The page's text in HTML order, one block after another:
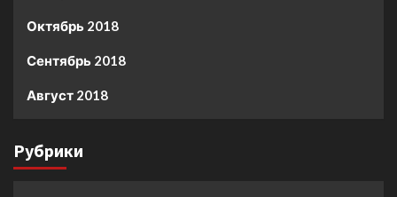
Октябрь 2018
Сентябрь 2018
Август 2018
Рубрики